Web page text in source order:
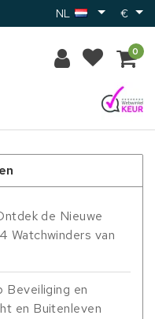
NL €
0
de Nieuwe
Watchwinders van
Beveiliging en
en Buitenleven